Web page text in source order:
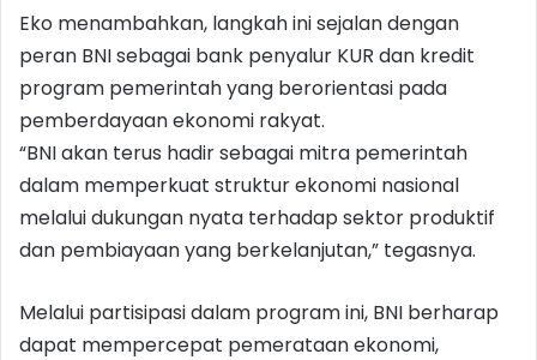
Eko menambahkan, langkah ini sejalan dengan
peran BNI sebagai bank penyalur KUR dan kredit
program pemerintah yang berorientasi pada
pemberdayaan ekonomi rakyat.
“BNI akan terus hadir sebagai mitra pemerintah
dalam memperkuat struktur ekonomi nasional
melalui dukungan nyata terhadap sektor produktif
dan pembiayaan yang berkelanjutan,” tegasnya.
Melalui partisipasi dalam program ini, BNI berharap
dapat mempercepat pemerataan ekonomi,